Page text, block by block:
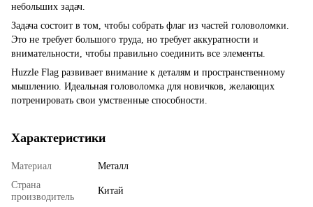
небольших задач.
Задача состоит в том, чтобы собрать флаг из частей головоломки.
Это не требует большого труда, но требует аккуратности и
внимательности, чтобы правильно соединить все элементы.
Huzzle Flag развивает внимание к деталям и пространственному
мышлению. Идеальная головоломка для новичков, желающих
потренировать свои умственные способности.
Характеристики
Материал
Металл
Страна
производитель
Китай